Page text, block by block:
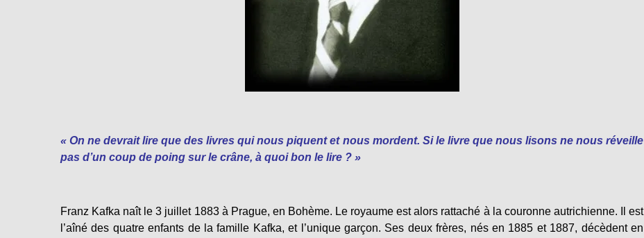
« On ne devrait lire que des livres qui nous piquent et nous mordent. Si le livre que nous lisons ne nous réveille
pas d’un coup de poing sur le crâne, à quoi bon le lire ? »
Franz Kafka naît le 3 juillet 1883 à Prague, en Bohème. Le royaume est alors rattaché à la couronne autrichienne. Il est
l’aîné des quatre enfants de la famille Kafka, et l’unique garçon. Ses deux frères, nés en 1885 et 1887, décèdent en